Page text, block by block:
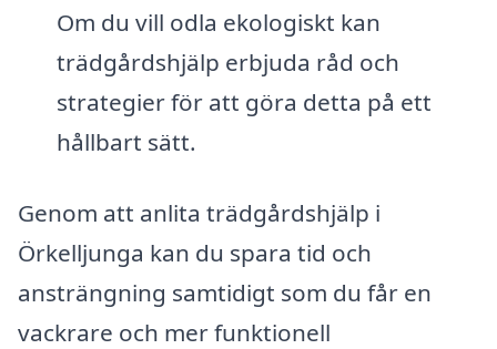
Om du vill odla ekologiskt kan
trädgårdshjälp erbjuda råd och
strategier för att göra detta på ett
hållbart sätt.
Genom att anlita trädgårdshjälp i
Örkelljunga kan du spara tid och
ansträngning samtidigt som du får en
vackrare och mer funktionell